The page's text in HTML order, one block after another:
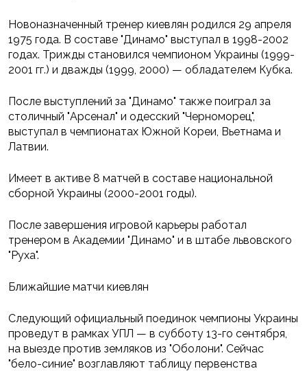
Новоназначенный тренер киевлян родился 29 апреля
1975 года. В составе "Динамо" выступал в 1998-2002
годах. Трижды становился чемпионом Украины (1999-
2001 гг.) и дважды (1999, 2000) — обладателем Кубка.
После выступлений за "Динамо" также поиграл за
столичный "Арсенал" и одесский "Черноморец",
выступал в чемпионатах Южной Кореи, Вьетнама и
Латвии.
Имеет в активе 8 матчей в составе национальной
сборной Украины (2000-2001 годы).
После завершения игровой карьеры работал
тренером в Академии "Динамо" и в штабе львовского
"Руха".
Ближайшие матчи киевлян
Следующий официальный поединок чемпионы Украины
проведут в рамках УПЛ — в субботу 13-го сентября,
на выезде против земляков из "Оболони". Сейчас
"бело-синие" возглавляют таблицу первенства